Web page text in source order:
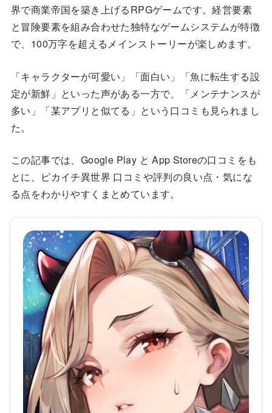
界で商業帝国を築き上げるRPGゲームです。経営要素
と冒険要素を組み合わせた独特なゲームシステムが特徴
で、100万字を超えるメインストーリーが楽しめます。
「キャラクターが可愛い」「面白い」「魚に転生する設
定が新鮮」といった声がある一方で、「メンテナンスが
多い」「某アプリと似てる」という口コミも見られまし
た。
この記事では、Google Play と App Storeの口コミをも
とに、ピカイチ異世界 口コミや評判の良い点・気にな
る点をわかりやすくまとめています。